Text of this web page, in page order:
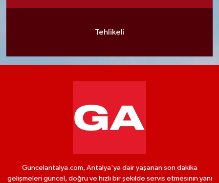
Tehlikeli
Guncelantalya.com, Antalya'ya dair yaşanan son dakika
gelişmeleri güncel, doğru ve hızlı bir şekilde servis etmesinin yanı